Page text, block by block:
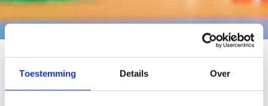
Toestemming Details Over
Situering
Locatie